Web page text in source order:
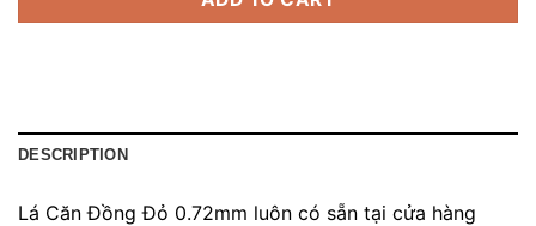
DESCRIPTION
Lá Căn Đồng Đỏ 0.72mm luôn có sẵn tại cửa hàng